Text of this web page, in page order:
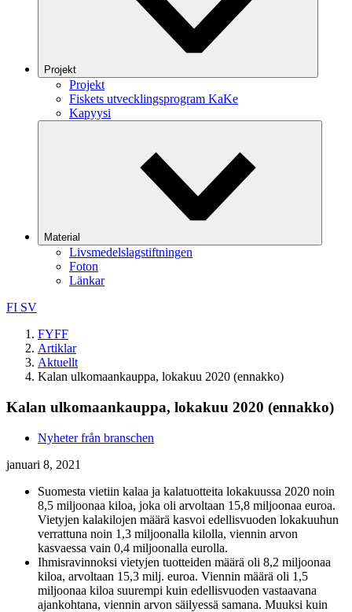
Projekt
Projekt
Fiskets utvecklingsprogram KaKe
Kapyysi
Material
Livsmedelslagstiftningen
Foton
Länkar
FI SV
FYFF
Artiklar
Aktuellt
Kalan ulkomaankauppa, lokakuu 2020 (ennakko)
Kalan ulkomaankauppa, lokakuu 2020 (ennakko)
Nyheter från branschen
januari 8, 2021
Suomesta vietiin kalaa ja kalatuotteita lokakuussa 2020 noin
8,5 miljoonaa kiloa, joka oli arvoltaan 15,8 miljoonaa euroa.
Vietyjen kalakilojen määrä kasvoi edellisvuoden lokakuuhun
verrattuna noin 1,3 miljoonalla kilolla, viennin arvon
kasvaessa vain 0,4 miljoonalla eurolla.
Ihmisravinnoksi vietyjen tuotteiden määrä oli 8,2 miljoonaa
kiloa, arvoltaan 15,3 milj. euroa. Viennin määrä oli 1,5
miljoonaa kiloa suurempi kuin edellisvuoden vastaavana
ajankohtana, viennin arvon säilyessä samana. Muuksi kuin